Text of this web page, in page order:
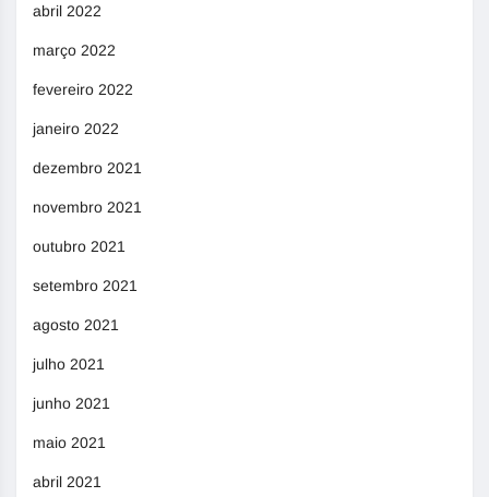
abril 2022
março 2022
fevereiro 2022
janeiro 2022
dezembro 2021
novembro 2021
outubro 2021
setembro 2021
agosto 2021
julho 2021
junho 2021
maio 2021
abril 2021